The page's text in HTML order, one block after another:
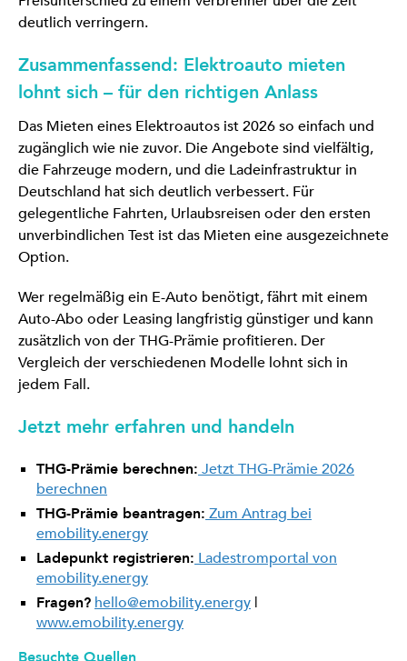
deutlich verringern.
Zusammenfassend: Elektroauto mieten
lohnt sich – für den richtigen Anlass
Das Mieten eines Elektroautos ist 2026 so einfach und
zugänglich wie nie zuvor. Die Angebote sind vielfältig,
die Fahrzeuge modern, und die Ladeinfrastruktur in
Deutschland hat sich deutlich verbessert. Für
gelegentliche Fahrten, Urlaubsreisen oder den ersten
unverbindlichen Test ist das Mieten eine ausgezeichnete
Option.
Wer regelmäßig ein E-Auto benötigt, fährt mit einem
Auto-Abo oder Leasing langfristig günstiger und kann
zusätzlich von der THG-Prämie profitieren. Der
Vergleich der verschiedenen Modelle lohnt sich in
jedem Fall.
Jetzt mehr erfahren und handeln
THG-Prämie berechnen: Jetzt THG-Prämie 2026
berechnen
THG-Prämie beantragen: Zum Antrag bei
emobility.energy
Ladepunkt registrieren: Ladestromportal von
emobility.energy
Fragen? hello@emobility.energy |
www.emobility.energy